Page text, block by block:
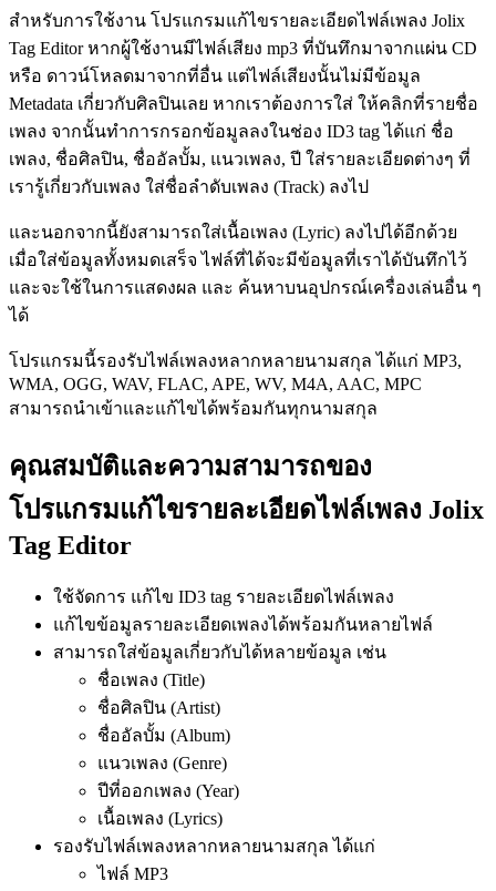
สำหรับการใช้งาน โปรแกรมแก้ไขรายละเอียดไฟล์เพลง Jolix
Tag Editor หากผู้ใช้งานมีไฟล์เสียง mp3 ที่บันทึกมาจากแผ่น CD
หรือ ดาวน์โหลดมาจากที่อื่น แต่ไฟล์เสียงนั้นไม่มีข้อมูล
Metadata เกี่ยวกับศิลปินเลย หากเราต้องการใส่ ให้คลิกที่รายชื่อ
เพลง จากนั้นทำการกรอกข้อมูลลงในช่อง ID3 tag ได้แก่ ชื่อ
เพลง, ชื่อศิลปิน, ชื่ออัลบั้ม, แนวเพลง, ปี ใส่รายละเอียดต่างๆ ที่
เรารู้เกี่ยวกับเพลง ใส่ชื่อลำดับเพลง (Track) ลงไป
และนอกจากนี้ยังสามารถใส่เนื้อเพลง (Lyric) ลงไปได้อีกด้วย
เมื่อใส่ข้อมูลทั้งหมดเสร็จ ไฟล์ที่ได้จะมีข้อมูลที่เราได้บันทึกไว้
และจะใช้ในการแสดงผล และ ค้นหาบนอุปกรณ์เครื่องเล่นอื่น ๆ
ได้
โปรแกรมนี้รองรับไฟล์เพลงหลากหลายนามสกุล ได้แก่ MP3,
WMA, OGG, WAV, FLAC, APE, WV, M4A, AAC, MPC
สามารถนำเข้าและแก้ไขได้พร้อมกันทุกนามสกุล
คุณสมบัติและความสามารถของ
โปรแกรมแก้ไขรายละเอียดไฟล์เพลง Jolix
Tag Editor
ใช้จัดการ แก้ไข ID3 tag รายละเอียดไฟล์เพลง
แก้ไขข้อมูลรายละเอียดเพลงได้พร้อมกันหลายไฟล์
สามารถใส่ข้อมูลเกี่ยวกับได้หลายข้อมูล เช่น
ชื่อเพลง (Title)
ชื่อศิลปิน (Artist)
ชื่ออัลบั้ม (Album)
แนวเพลง (Genre)
ปีที่ออกเพลง (Year)
เนื้อเพลง (Lyrics)
รองรับไฟล์เพลงหลากหลายนามสกุล ได้แก่
ไฟล์ MP3